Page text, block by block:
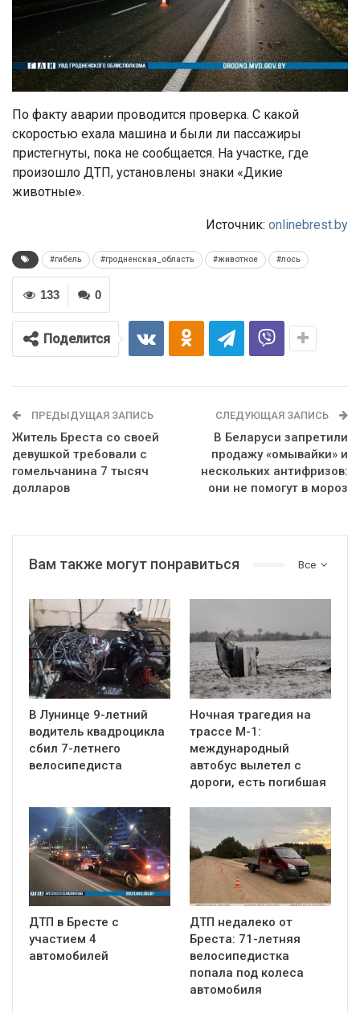
По факту аварии проводится проверка. С какой
скоростью ехала машина и были ли пассажиры
пристегнуты, пока не сообщается. На участке, где
произошло ДТП, установлены знаки «Дикие
животные».
Источник: onlinebrest.by
#гибель #гродненская_область #животное #лось
0
133
Поделится
ПРЕДЫДУЩАЯ ЗАПИСЬ
Житель Бреста со своей
девушкой требовали с
гомельчанина 7 тысяч
долларов
СЛЕДУЮЩАЯ ЗАПИСЬ
В Беларуси запретили
продажу «омывайки» и
нескольких антифризов:
они не помогут в мороз
Все
Вам также могут понравиться
В Лунинце 9-летний
водитель квадроцикла
сбил 7-летнего
велосипедиста
Ночная трагедия на
трассе М-1:
международный
автобус вылетел с
дороги, есть погибшая
ДТП в Бресте с
участием 4
автомобилей
ДТП недалеко от
Бреста: 71-летняя
велосипедистка
попала под колеса
автомобиля